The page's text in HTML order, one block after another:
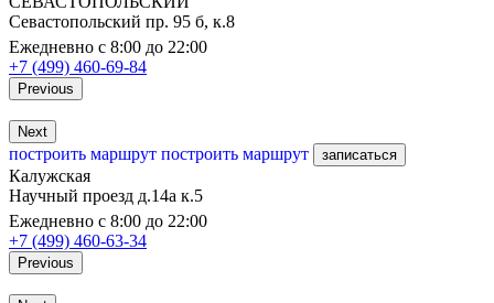
Севастопольский пр. 95 б, к.8
Ежедневно с 8:00 до 22:00
+7 (499) 460-69-84
Previous
Next
построить маршрут построить маршрут записаться
Калужская
Научный проезд д.14а к.5
Ежедневно с 8:00 до 22:00
+7 (499) 460-63-34
Previous